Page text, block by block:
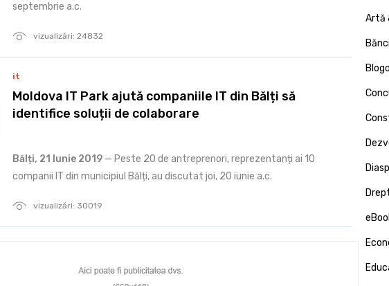
vizualizări: 24832
septembrie a.c.
vizualizări: 30019
it
Moldova IT Park ajută companiile IT din Bălți să
identifice soluții de colaborare
Bălți, 21 Iunie 2019 — Peste 20 de antreprenori, reprezentanți ai 10
companii IT din municipiul Bălți, au discutat joi, 20 iunie a.c.
Artă